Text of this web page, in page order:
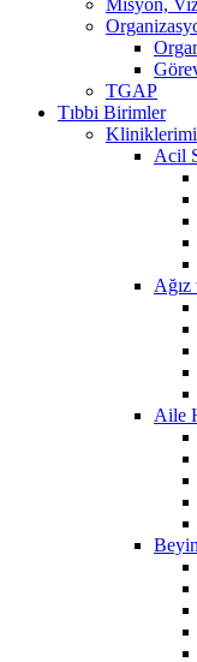
TGAP
Tıbbi Birimler
Acil
Ağız
Aile